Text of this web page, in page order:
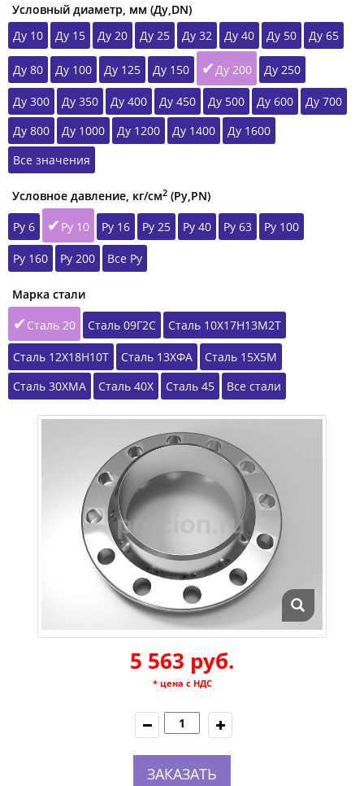
Условный диаметр, мм (Ду,DN)
Ду 10
Ду 15 Ду 20 Ду 25 Ду 32 Ду 40 Ду 50 Ду 65
Ду 80 Ду 100 Ду 125 Ду 150 Ду 200 Ду 250
Ду 300 Ду 350 Ду 400 Ду 450 Ду 500 Ду 600
Ду 700
Ду 800
Ду 1000 Ду 1200 Ду 1400
Ду 1600
Все значения
Условное давление, кг/см2 (Ру,РN)
Ру 6
Ру 10 Ру 16 Ру 25 Ру 40 Ру 63 Ру 100
Ру 160 Ру 200 Все Ру
Марка стали
Сталь 20
Сталь 09Г2С Сталь 10Х17Н13М2Т
Сталь 12Х18Н10Т Сталь 13ХФА
Сталь 15Х5М
Сталь 30ХМА
Сталь 40Х Сталь 45 Все стали
5 563 руб.
* цена с НДС
ЗАКАЗАТЬ